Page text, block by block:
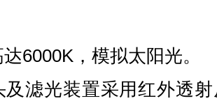
6000K ，模拟太阳光。
及滤光装置采用红外透